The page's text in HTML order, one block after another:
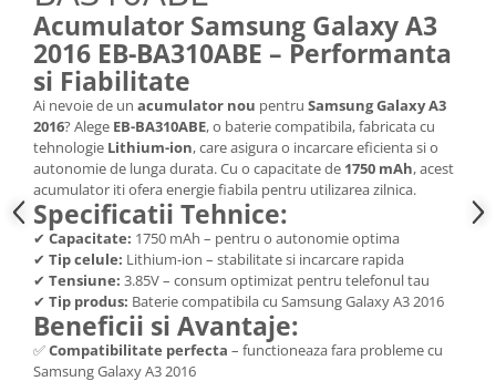
Nokia
Samsung
Sony
Display
Acer
Alcatel
Allview
Asus
Asus
Blackberry
Blackview
Display Oneplus
HTC
Acumulator Samsung Galaxy A3
2016 EB-BA310ABE – Performanta
si Fiabilitate
Ai nevoie de un acumulator nou pentru Samsung Galaxy A3
2016? Alege EB-BA310ABE, o baterie compatibila, fabricata cu
tehnologie Lithium-ion, care asigura o incarcare eficienta si o
autonomie de lunga durata. Cu o capacitate de 1750 mAh, acest
acumulator iti ofera energie fiabila pentru utilizarea zilnica.
Specificatii Tehnice:
✔ Capacitate: 1750 mAh – pentru o autonomie optima
✔ Tip celule: Lithium-ion – stabilitate si incarcare rapida
✔ Tensiune: 3.85V – consum optimizat pentru telefonul tau
✔ Tip produs: Baterie compatibila cu Samsung Galaxy A3 2016
Beneficii si Avantaje:
✅Compatibilitate perfecta – functioneaza fara probleme cu
Samsung Galaxy A3 2016